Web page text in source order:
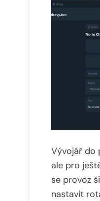
Vývojář do
ale pro
se provoz
nastavit